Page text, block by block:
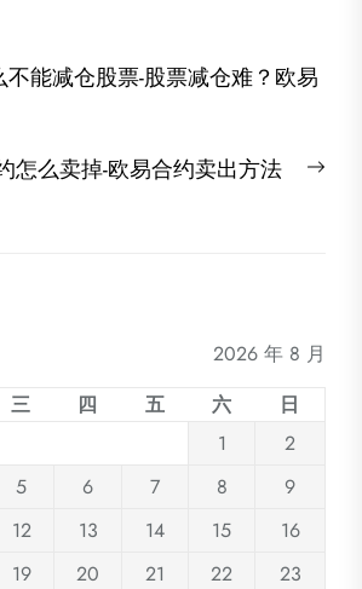
不能减仓股票-股票减仓难？欧易
怎么卖掉-欧易合约卖出方法
2026 年 8 月
三 四 五 六
日
1
2
5 6 7 8
9
12 13 14 15
16
19 20 21 22
23